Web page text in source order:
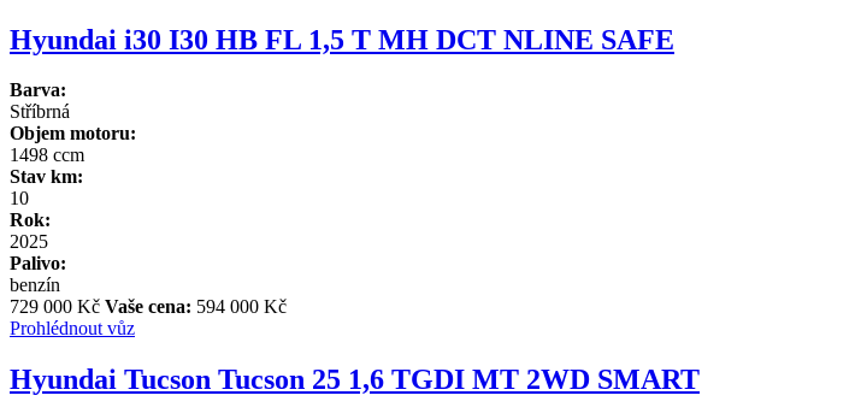
Hyundai i30 I30 HB FL 1,5 T MH DCT NLINE SAFE
Barva:
Stříbrná
Objem motoru:
1498 ccm
Stav km:
10
Rok:
2025
Palivo:
benzín
729 000 Kč Vaše cena: 594 000 Kč
Prohlédnout vůz
Hyundai Tucson Tucson 25 1,6 TGDI MT 2WD SMART